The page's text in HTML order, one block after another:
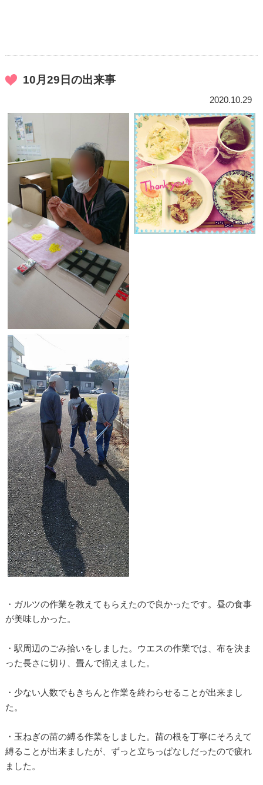
10月29日の出来事
2020.10.29
・ガルツの作業を教えてもらえたので良かったです。昼の食事
が美味しかった。
・駅周辺のごみ拾いをしました。ウエスの作業では、布を決ま
った長さに切り、畳んで揃えました。
・少ない人数でもきちんと作業を終わらせることが出来まし
た。
・玉ねぎの苗の縛る作業をしました。苗の根を丁寧にそろえて
縛ることが出来ましたが、ずっと立ちっぱなしだったので疲れ
ました。